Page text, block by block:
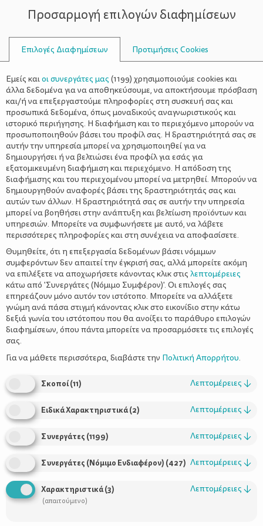
ΣΥΜΒΟΥΛΟΙ
ΟΙΚΟΓΈΝΕΙΑ>ΟΙΚΟΓΕΝΕΙΑΚΈΣ ΔΡΑΣΤΗΡΙΌΤΗΤΕΣ
Πάμε σινεμά; «Τραγούδα!»
της Μαμάς Μαμαδοπούλου
Πού συμβαίνουν αυτά; Στην ταινία «Τραγούδα!». Πρωταγωνιστής
ο Μπάστερ Μουν με το όνομα. Ο Μπάστερ είναι ένα κοάλα -
θεατράρχης, που βρίσκεται σε πολύ κακή οικονομική
κατάσταση. Πάρα πολύ κακή! Κρύβεται από την τράπεζα που
τον κυνηγάει και φαίνεται ότι δεν έχει πολλά περιθώρια για να
σώσει το θέατρο, που δημιούργησε ο πατέρας του για εκείνον με
πολύ κόπο.
Προσαρμογή επιλογών διαφημίσεων
Επιλογές Διαφημίσεων Προτιμήσεις Cookies
Εμείς καιοι συνεργάτες μας (1199) χρησιμοποιούμε cookies και
άλλα δεδομένα για να αποθηκεύσουμε, να αποκτήσουμε πρόσβαση
και/ή να επεξεργαστούμε πληροφορίες στη συσκευή σας και
προσωπικά δεδομένα, όπως μοναδικούς αναγνωριστικούς και
ιστορικό περιήγησης. Η διαφήμιση και το περιεχόμενο μπορούν να
προσωποποιηθούν βάσει του προφίλ σας. Η δραστηριότητά σας σε
αυτήν την υπηρεσία μπορεί να χρησιμοποιηθεί για να
δημιουργήσει ή να βελτιώσει ένα προφίλ για εσάς για
εξατομικευμένη διαφήμιση και περιεχόμενο. Η απόδοση της
διαφήμισης και του περιεχομένου μπορεί να μετρηθεί. Μπορούν να
δημιουργηθούν αναφορές βάσει της δραστηριότητάς σας και
αυτών των άλλων. Η δραστηριότητά σας σε αυτήν την υπηρεσία
μπορεί να βοηθήσει στην ανάπτυξη και βελτίωση προϊόντων και
υπηρεσιών. Μπορείτε να συμφωνήσετε με αυτό, να λάβετε
περισσότερες πληροφορίες και στη συνέχεια να αποφασίσετε.
Θυμηθείτε, ότι η επεξεργασία δεδομένων βάσει νόμιμων
συμφερόντων δεν απαιτεί την έγκρισή σας, αλλά μπορείτε ακόμη
να επιλέξετε να αποχωρήσετε κάνοντας κλικ στις λεπτομέρειες
κάτω από 'Συνεργάτες (Νόμιμο Συμφέρον)'. Οι επιλογές σας
επηρεάζουν μόνο αυτόν τον ιστότοπο. Μπορείτε να αλλάξετε
γνώμη ανά πάσα στιγμή κάνοντας κλικ στο εικονίδιο στην κάτω
δεξιά γωνία του ιστότοπου που θα ανοίξει το παράθυρο επιλογών
διαφημίσεων, όπου πάντα μπορείτε να προσαρμόσετε τις επιλογές
σας.
Για να μάθετε περισσότερα, διαβάστε την Πολιτική Απορρήτου.
Σκοποί(11) Λεπτομέρειες ↓
Ειδικά Χαρακτηριστικά(2) Λεπτομέρειες ↓
Συνεργάτες (1199) Λεπτομέρειες ↓
Συνεργάτες (Νόμιμο Ενδιαφέρον) (427) Λεπτομέρειες ↓
Χαρακτηριστικά(3)
(απαιτούμενο)
Λεπτομέρειες ↓